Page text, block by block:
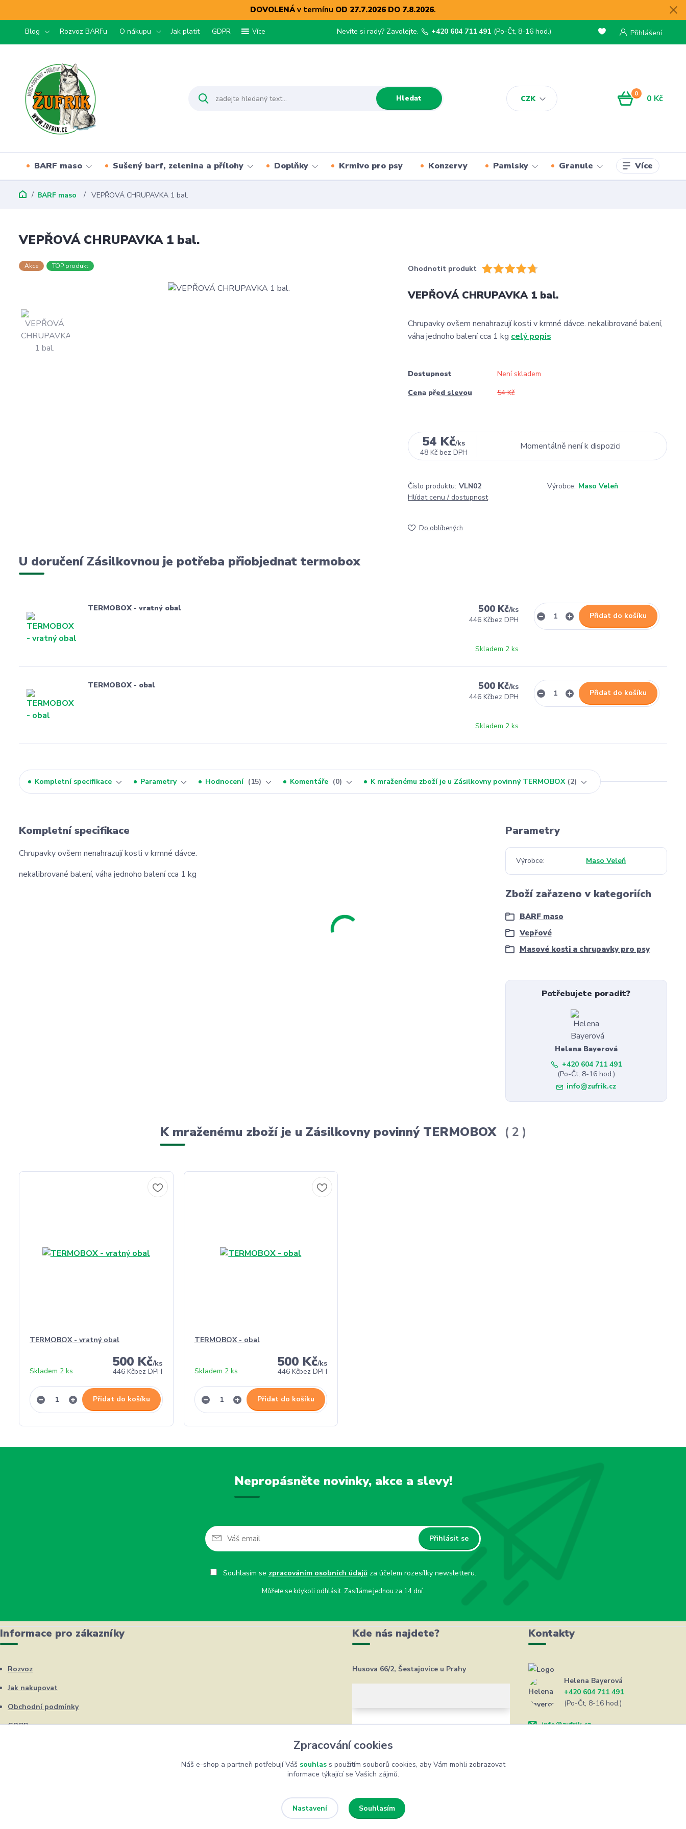
DOVOLENÁv termínu OD 27.7.2026 DO 7.8.2026.
Blog Rozvoz BARFu O nákupu Jak platit GDPR Více
CZK
Přihlášení
Hledat
Nevíte si rady? Zavolejte. +420 604 711 491 (Po-Čt, 8-16 hod.)
0 0 Kč
BARF maso Sušený barf, zelenina a přílohy Doplňky Krmivo pro psy Konzervy Pamlsky Granule Více
BARF maso VEPŘOVÁ CHRUPAVKA 1 bal.
VEPŘOVÁ CHRUPAVKA 1 bal.
Akce TOP produkt Ohodnotit produkt
VEPŘOVÁ CHRUPAVKA 1 bal.
Chrupavky ovšem nenahrazují kosti v krmné dávce. nekalibrované balení,
váha jednoho balení cca 1 kg celý popis
Dostupnost
Není skladem
Cena před slevou
54 Kč
54 Kč/ks
48 Kč bez DPH
Momentálně není k dispozici
Číslo produktu: VLN02 Výrobce: Maso Veleň
Hlídat cenu / dostupnost
Do oblíbených
U doručení Zásilkovnou je potřeba přiobjednat termobox
TERMOBOX - vratný obal 500 Kč/ks
446 Kčbez DPH
Skladem 2 ks
Přidat do košíku
TERMOBOX - obal 500 Kč/ks
446 Kčbez DPH
Skladem 2 ks
Přidat do košíku
Kompletní specifikace Parametry Hodnocení 15 Komentáře 0 K mraženému zboží je u Zásilkovny povinný TERMOBOX 2
Kompletní specifikace
Chrupavky ovšem nenahrazují kosti v krmné dávce.
nekalibrované balení, váha jednoho balení cca 1 kg
Parametry
Výrobce Maso Veleň
Zboží zařazeno v kategoriích
BARF maso
Vepřové
Masové kosti a chrupavky pro psy
Potřebujete poradit?
Helena Bayerová
+420 604 711 491
(Po-Čt, 8-16 hod.)
info@zufrik.cz
K mraženému zboží je u Zásilkovny povinný TERMOBOX 2
TERMOBOX - vratný obal
500 Kč/ks
446 Kčbez DPH
Skladem 2 ks
Přidat do košíku
TERMOBOX - obal
500 Kč/ks
446 Kčbez DPH
Skladem 2 ks
Přidat do košíku
Nepropásněte novinky, akce a slevy!
Přihlásit se
Souhlasím se zpracováním osobních údajůza účelem rozesílky newsletteru.
Můžete se kdykoli odhlásit. Zasíláme jednou za 14 dní.
Informace pro zákazníky
Rozvoz
Jak nakupovat
Obchodní podmínky
GDPR
Kde nás najdete?
Husova 66/2, Šestajovice u Prahy
Kontakty
Helena Bayerová
+420 604 711 491
(Po-Čt, 8-16 hod.)
info@zufrik.cz
Zpracování cookies
Náš e-shop a partneři potřebují Váš souhlass použitím souborů cookies, aby Vám mohli zobrazovat
informace týkající se Vašich zájmů.
Nastavení Souhlasím